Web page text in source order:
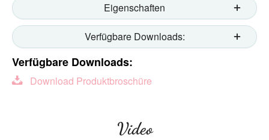
Eigenschaften
Verfügbare Downloads:
Verfügbare Downloads:
Download Produktbroschüre
Video